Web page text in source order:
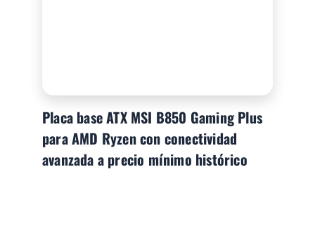
Placa base ATX MSI B850 Gaming Plus
para AMD Ryzen con conectividad
avanzada a precio mínimo histórico